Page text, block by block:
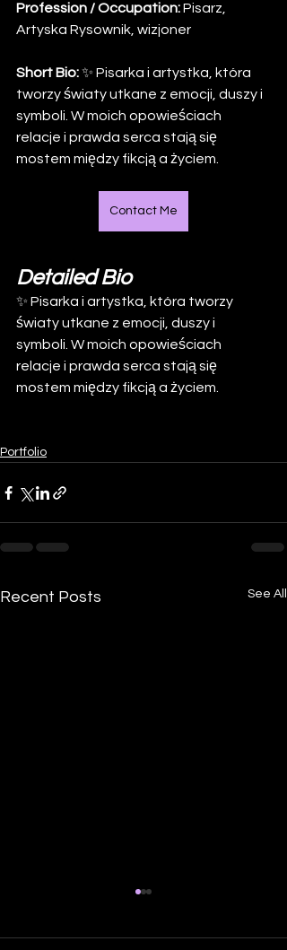
Profession / Occupation: Pisarz,
Artyska Rysownik, wizjoner
Short Bio: ✨ Pisarka i artystka, która
tworzy światy utkane z emocji, duszy i
symboli. W moich opowieściach
relacje i prawda serca stają się
mostem między fikcją a życiem.
Contact Me
Detailed Bio
✨ Pisarka i artystka, która tworzy
światy utkane z emocji, duszy i
symboli. W moich opowieściach
relacje i prawda serca stają się
mostem między fikcją a życiem.
Portfolio
Recent Posts See All